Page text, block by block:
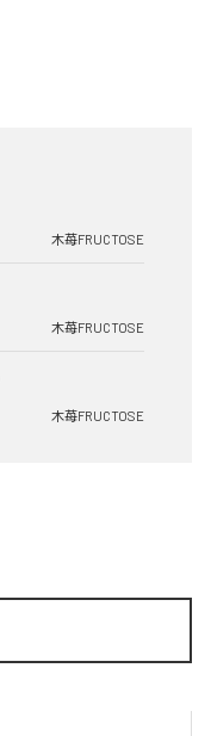
木苺FRUCTOSE
木苺FRUCTOSE
木苺FRUCTOSE